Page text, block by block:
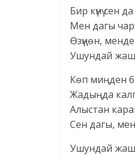
Бир күнү сен
Мен дагы
Өзүңөн,
Ушундай
Көп миңден
Жадыңда
Алыстан
Сен дагы,
Ушундай